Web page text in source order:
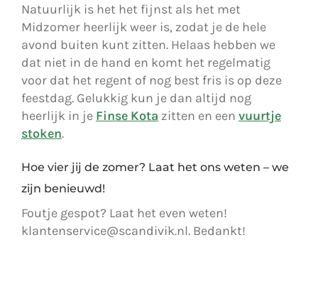
Natuurlijk is het het fijnst als het met
Midzomer heerlijk weer is, zodat je de hele
avond buiten kunt zitten. Helaas hebben we
dat niet in de hand en komt het regelmatig
voor dat het regent of nog best fris is op deze
feestdag. Gelukkig kun je dan altijd nog
heerlijk in je Finse Kota zitten en een vuurtje
stoken.
Hoe vier jij de zomer? Laat het ons weten – we
zijn benieuwd!
Foutje gespot? Laat het even weten!
klantenservice@scandivik.nl. Bedankt!